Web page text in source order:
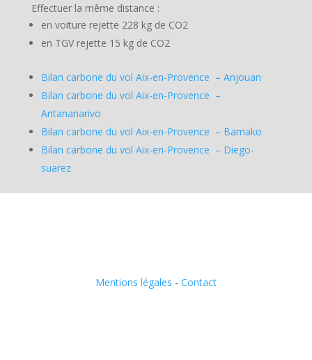
Effectuer la même distance :
en voiture rejette 228 kg de CO2
en TGV rejette 15 kg de CO2
Bilan carbone du vol Aix-en-Provence – Anjouan
Bilan carbone du vol Aix-en-Provence –
Antananarivo
Bilan carbone du vol Aix-en-Provence – Bamako
Bilan carbone du vol Aix-en-Provence – Diego-
suarez
Mentions légales - Contact